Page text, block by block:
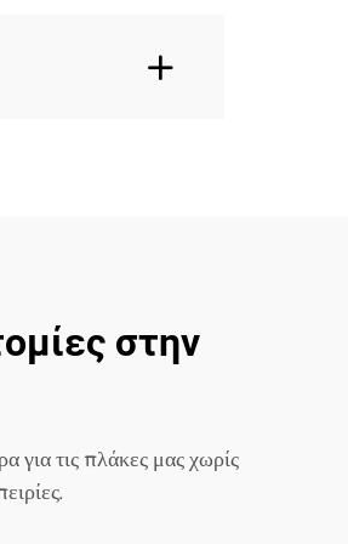
στην
για τις πλάκες μας χωρίς